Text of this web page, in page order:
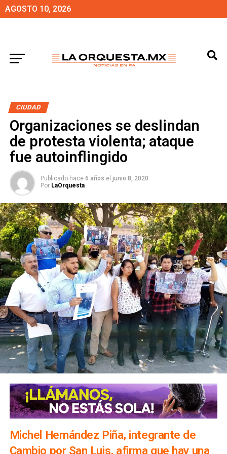
AGOSTO 10, 2026
CIUDAD
Organizaciones se deslindan
de protesta violenta; ataque
fue autoinflingido
Publicado hace 6 años el junio 8, 2020
Por LaOrquesta
Michel Hernández Piña, integrante de
Cambio por San Luis, afirma que hay una